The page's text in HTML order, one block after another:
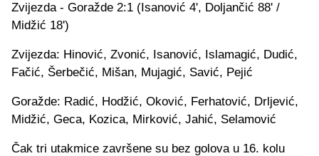
Zvijezda - Goražde 2:1 (Isanović 4', Doljančić 88' /
Midžić 18')
Zvijezda: Hinović, Zvonić, Isanović, Islamagić, Dudić,
Fačić, Šerbečić, Mišan, Mujagić, Savić, Pejić
Goražde: Radić, Hodžić, Oković, Ferhatović, Drljević,
Midžić, Geca, Kozica, Mirković, Jahić, Selamović
Čak tri utakmice završene su bez golova u 16. kolu